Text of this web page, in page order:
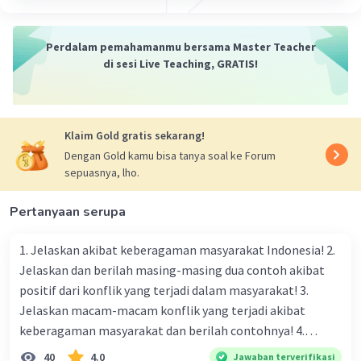
Iklan
Perdalam pemahamanmu bersama Master Teacher
di sesi Live Teaching, GRATIS!
Klaim Gold gratis sekarang!
Dengan Gold kamu bisa tanya soal ke Forum
sepuasnya, lho.
Pertanyaan serupa
1. Jelaskan akibat keberagaman masyarakat Indonesia! 2.
Jelaskan dan berilah masing-masing dua contoh akibat
positif dari konflik yang terjadi dalam masyarakat! 3.
Jelaskan macam-macam konflik yang terjadi akibat
keberagaman masyarakat dan berilah contohnya! 4.
Mengapa dalam masyarakat yang memiliki keberagaman
40 4.0 Jawaban terverifikasi